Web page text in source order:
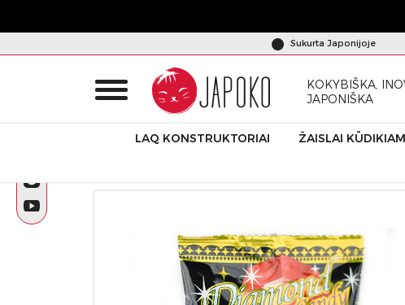
Sukurta Japonijoje
KOKYBIŠKA,
JAPONIŠKA
LAQ KONSTRUKTORIAI ŽAISLAI